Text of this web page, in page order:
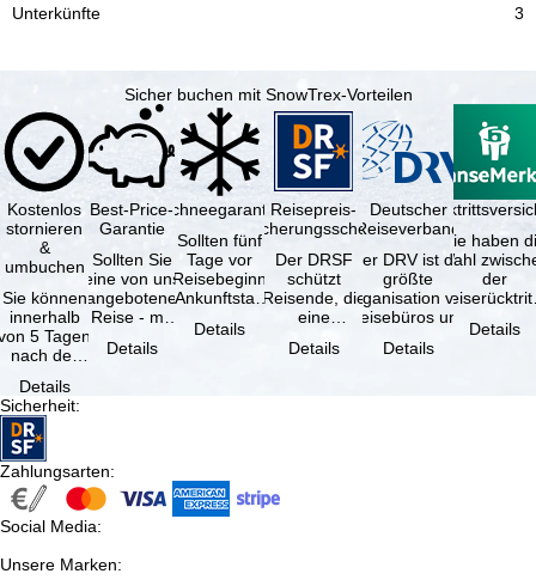
3
Sicher buchen mit SnowTrex-Vorteilen
Kostenlos
stornieren
&
umbuchen
Sie können
innerhalb
5 Tagen
nach der
kostenfrei
…
Details
Best-Price-
Garantie
Sollten Sie
eine von uns
angebotene
Reise - mit
Verfügbarkeit
Details
Schneegarantie
Sollten fünf
Tage vor
Reisebeginn
(Ankunftstag)
Schneemangel
Details
Reisepreis-
Sicherungsschein
Der DRSF
schützt
Reisende, die
eine
oder
Details
Deutscher
Reiseverband
Der DRV ist die
größte
Organisation von
Reisebüros und
Reiseveranstaltern
in …
Details
Sie haben
Wahl
der
(inklusive
Details
Sicherheit:
Zahlungsarten:
Social Media:
Unsere Marken: